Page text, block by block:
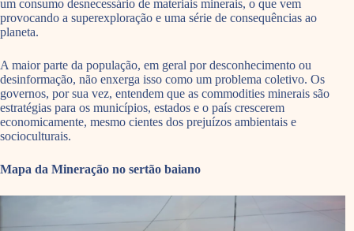
um consumo desnecessário de materiais minerais, o que vem
provocando a superexploração e uma série de consequências ao
planeta.
A maior parte da população, em geral por desconhecimento ou
desinformação, não enxerga isso como um problema coletivo. Os
governos, por sua vez, entendem que as commodities minerais são
estratégias para os municípios, estados e o país crescerem
economicamente, mesmo cientes dos prejuízos ambientais e
socioculturais.
Mapa da Mineração no sertão baiano